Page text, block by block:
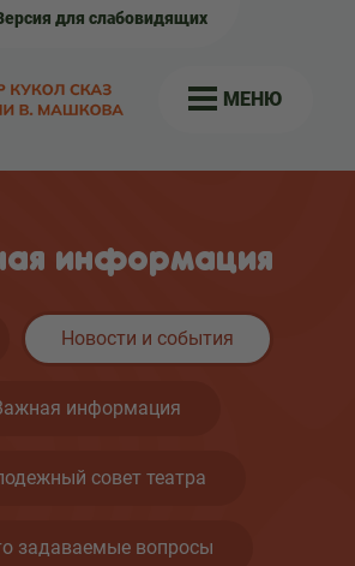
для слабовидящих
МЕНЮ
информация
Новости и события
информация
совет театра
задаваемые вопросы